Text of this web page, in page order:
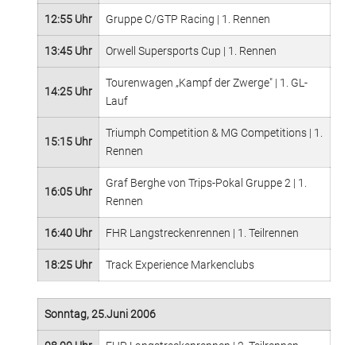
12:55 Uhr Gruppe C/GTP Racing | 1. Rennen
13:45 Uhr Orwell Supersports Cup | 1. Rennen
14:25 Uhr
Tourenwagen „Kampf der Zwerge" | 1. GL-
Lauf
15:15 Uhr
Triumph Competition & MG Competitions | 1.
Rennen
16:05 Uhr
Graf Berghe von Trips-Pokal Gruppe 2 | 1.
Rennen
16:40 Uhr FHR Langstreckenrennen | 1. Teilrennen
18:25 Uhr Track Experience Markenclubs
Sonntag, 25.Juni 2006